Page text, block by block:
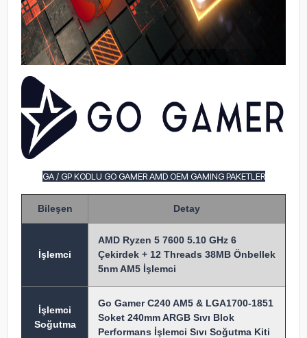
GA / GP KODLU GO GAMER AMD OEM GAMING PAKETLER
Bileşen Detay
İşlemci
AMD Ryzen 5 7600 5.10 GHz 6
Çekirdek + 12 Threads 38MB Önbellek
5nm AM5 İşlemci
İşlemci
Soğutma
Go Gamer C240 AM5 & LGA1700-1851
Soket 240mm ARGB Sıvı Blok
Performans İşlemci Sıvı Soğutma Kiti